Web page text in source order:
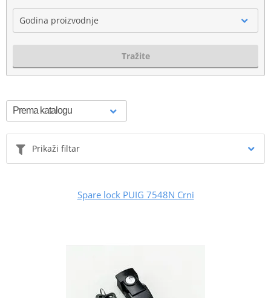
Godina proizvodnje
Tražite
Prikaži filtar
Spare lock PUIG 7548N Crni